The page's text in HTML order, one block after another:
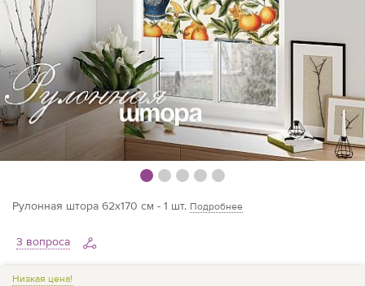
Рулонная штора 62х170 см - 1 шт. Подробнее
3 вопроса
Низкая цена!